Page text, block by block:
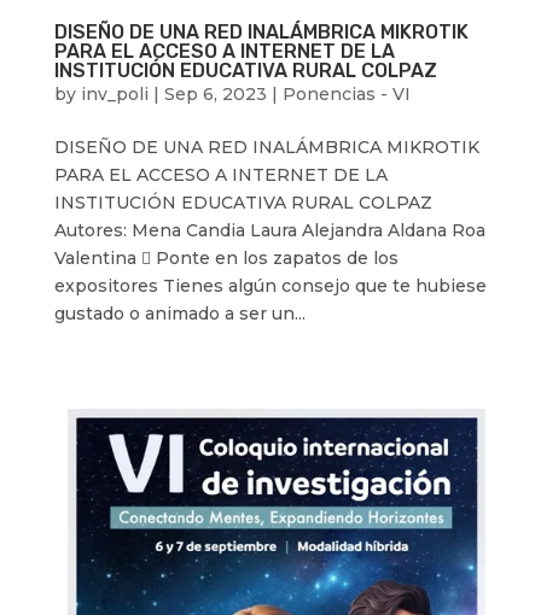
DISEÑO DE UNA RED INALÁMBRICA MIKROTIK
PARA EL ACCESO A INTERNET DE LA
INSTITUCIÓN EDUCATIVA RURAL COLPAZ
by inv_poli | Sep 6, 2023 | Ponencias - VI
DISEÑO DE UNA RED INALÁMBRICA MIKROTIK
PARA EL ACCESO A INTERNET DE LA
INSTITUCIÓN EDUCATIVA RURAL COLPAZ
Autores: Mena Candia Laura Alejandra Aldana Roa
Valentina  Ponte en los zapatos de los
expositores Tienes algún consejo que te hubiese
gustado o animado a ser un...